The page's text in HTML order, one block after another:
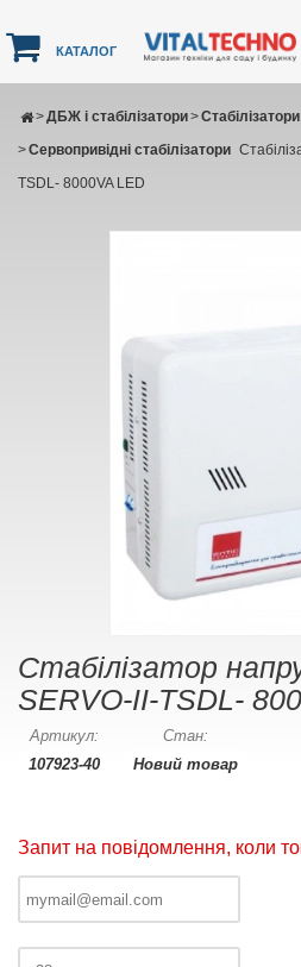
КАТАЛОГ
ДБЖ і стабілізатори
>
>
Сервопривідні стабілізатори
>
TSDL- 8000VA LED
Cтабілізатор
SERVO-II-TSDL-
Артикул:
107923-40
Стан:
Новий товар
Запит на повідомлення, коли